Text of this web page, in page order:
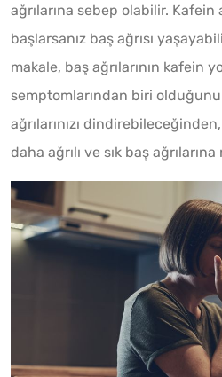
ağrılarına sebep olabilir. Kafein
başlarsanız baş ağrısı
makale, baş ağrılarının kafein
semptomlarından biri
ağrılarınızı
daha ağrılı ve sık baş